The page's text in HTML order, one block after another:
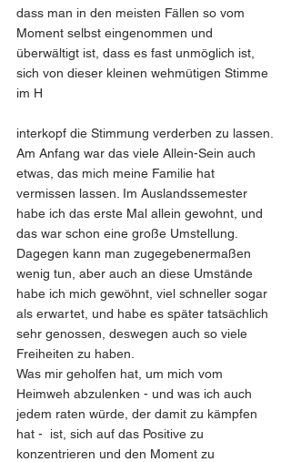
dass man in den meisten Fällen so vom
Moment selbst eingenommen und
überwältigt ist, dass es fast unmöglich ist,
sich von dieser kleinen wehmütigen Stimme
im H
interkopf die Stimmung verderben zu lassen.
Am Anfang war das viele Allein-Sein auch
etwas, das mich meine Familie hat
vermissen lassen. Im Auslandssemester
habe ich das erste Mal allein gewohnt, und
das war schon eine große Umstellung.
Dagegen kann man zugegebenermaßen
wenig tun, aber auch an diese Umstände
habe ich mich gewöhnt, viel schneller sogar
als erwartet, und habe es später tatsächlich
sehr genossen, deswegen auch so viele
Freiheiten zu haben.
Was mir geholfen hat, um mich vom
Heimweh abzulenken - und was ich auch
jedem raten würde, der damit zu kämpfen
hat -  ist, sich auf das Positive zu
konzentrieren und den Moment zu